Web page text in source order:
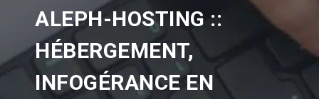
ALEPH-HOSTING ::
HÉBERGEMENT,
INFOGÉRANCE EN